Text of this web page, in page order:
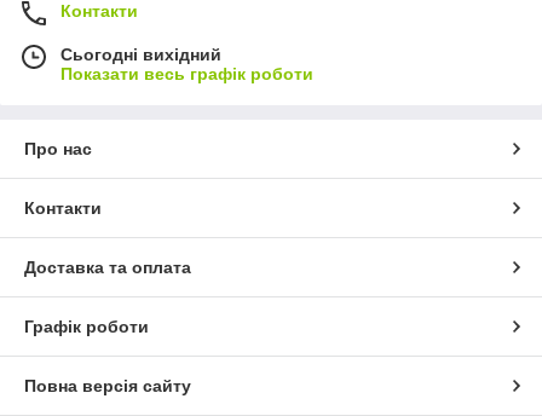
Контакти
Сьогодні вихідний
Показати весь графік роботи
Про нас
Контакти
Доставка та оплата
Графік роботи
Повна версія сайту